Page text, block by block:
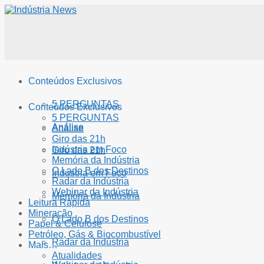
Conteúdos Exclusivos
5 PERGUNTAS
Análise
Giro das 21h
Indústria em Foco
Memória da Indústria
O Lado B dos Destinos
Radar da Indústria
Conteúdos Exclusivos
5 PERGUNTAS
Análise
Giro das 21h
Indústria em Foco
Memória da Indústria
O Lado B dos Destinos
Radar da Indústria
Webinar da Indústria
Leitura Rápida
Mineração
Papel & Celulose
Petróleo, Gás & Biocombustível
Mais…
Atualidades